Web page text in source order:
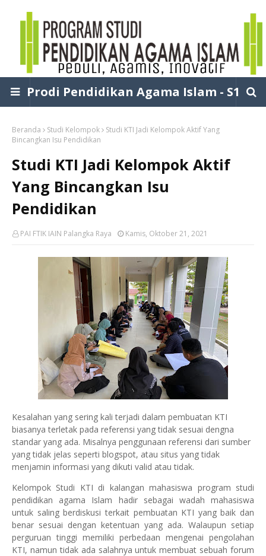
Prodi Pendidikan Agama Islam - S1
Beranda Studi Kelompok
Studi KTI Jadi Kelompok Aktif Yang
Bincangkan Isu Pendidikan
Studi KTI Jadi Kelompok Aktif
Yang Bincangkan Isu
Pendidikan
PAI FTIK IAIN Palangka Raya Kamis, Oktober 21, 2021
Kesalahan yang sering kali terjadi dalam pembuatan KTI
biasanya terletak pada referensi yang tidak sesuai dengna
standar yang ada. Misalnya penggunaan referensi dari sumber
yang tidak jelas seperti blogspot, atau situs yang tidak
menjamin informasi yang dikuti valid atau tidak.
Kelompok Studi KTI di kalangan mahasiswa program studi
pendidikan agama Islam hadir sebagai wadah mahasiswa
untuk saling berdiskusi terkait pembuatan KTI yang baik dan
benar sesuai dengan ketentuan yang ada. Walaupun setiap
perguruan tinggi memiliki perbedaan mengenai pengolahan
KTI, namun tidak ada salahnya untuk membuat sebuah forum